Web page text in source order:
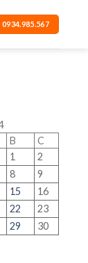
0934.985.567
B
C
1
2
8
9
15
16
22
23
29 30